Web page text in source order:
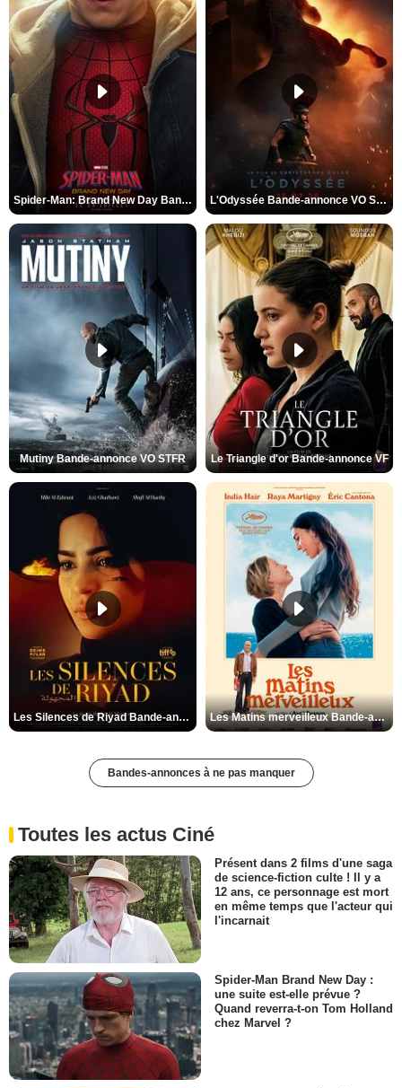
Spider-Man: Brand New Day Bande-annonce VO STFR L'Odyssée Bande-annonce VO STFR
Mutiny Bande-annonce VO STFR Le Triangle d'or Bande-annonce VF
Les Silences de Riyad Bande-annonce VO STFR Les Matins merveilleux Bande-annonce VF
Bandes-annonces à ne pas manquer
Toutes les actus Ciné
Présent dans 2 films d'une saga
de science-fiction culte ! Il y a
12 ans, ce personnage est mort
en même temps que l'acteur qui
l'incarnait
Spider-Man Brand New Day :
une suite est-elle prévue ?
Quand reverra-t-on Tom Holland
chez Marvel ?